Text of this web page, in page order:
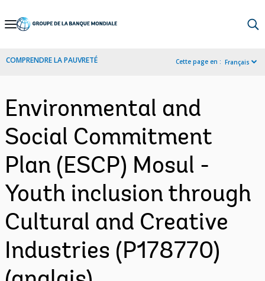
Skip
Navigation
COMPRENDRE LA PAUVRETÉ Cette page en : Français
Environmental and
Social Commitment
Plan (ESCP) Mosul -
Youth inclusion through
Cultural and Creative
Industries (P178770)